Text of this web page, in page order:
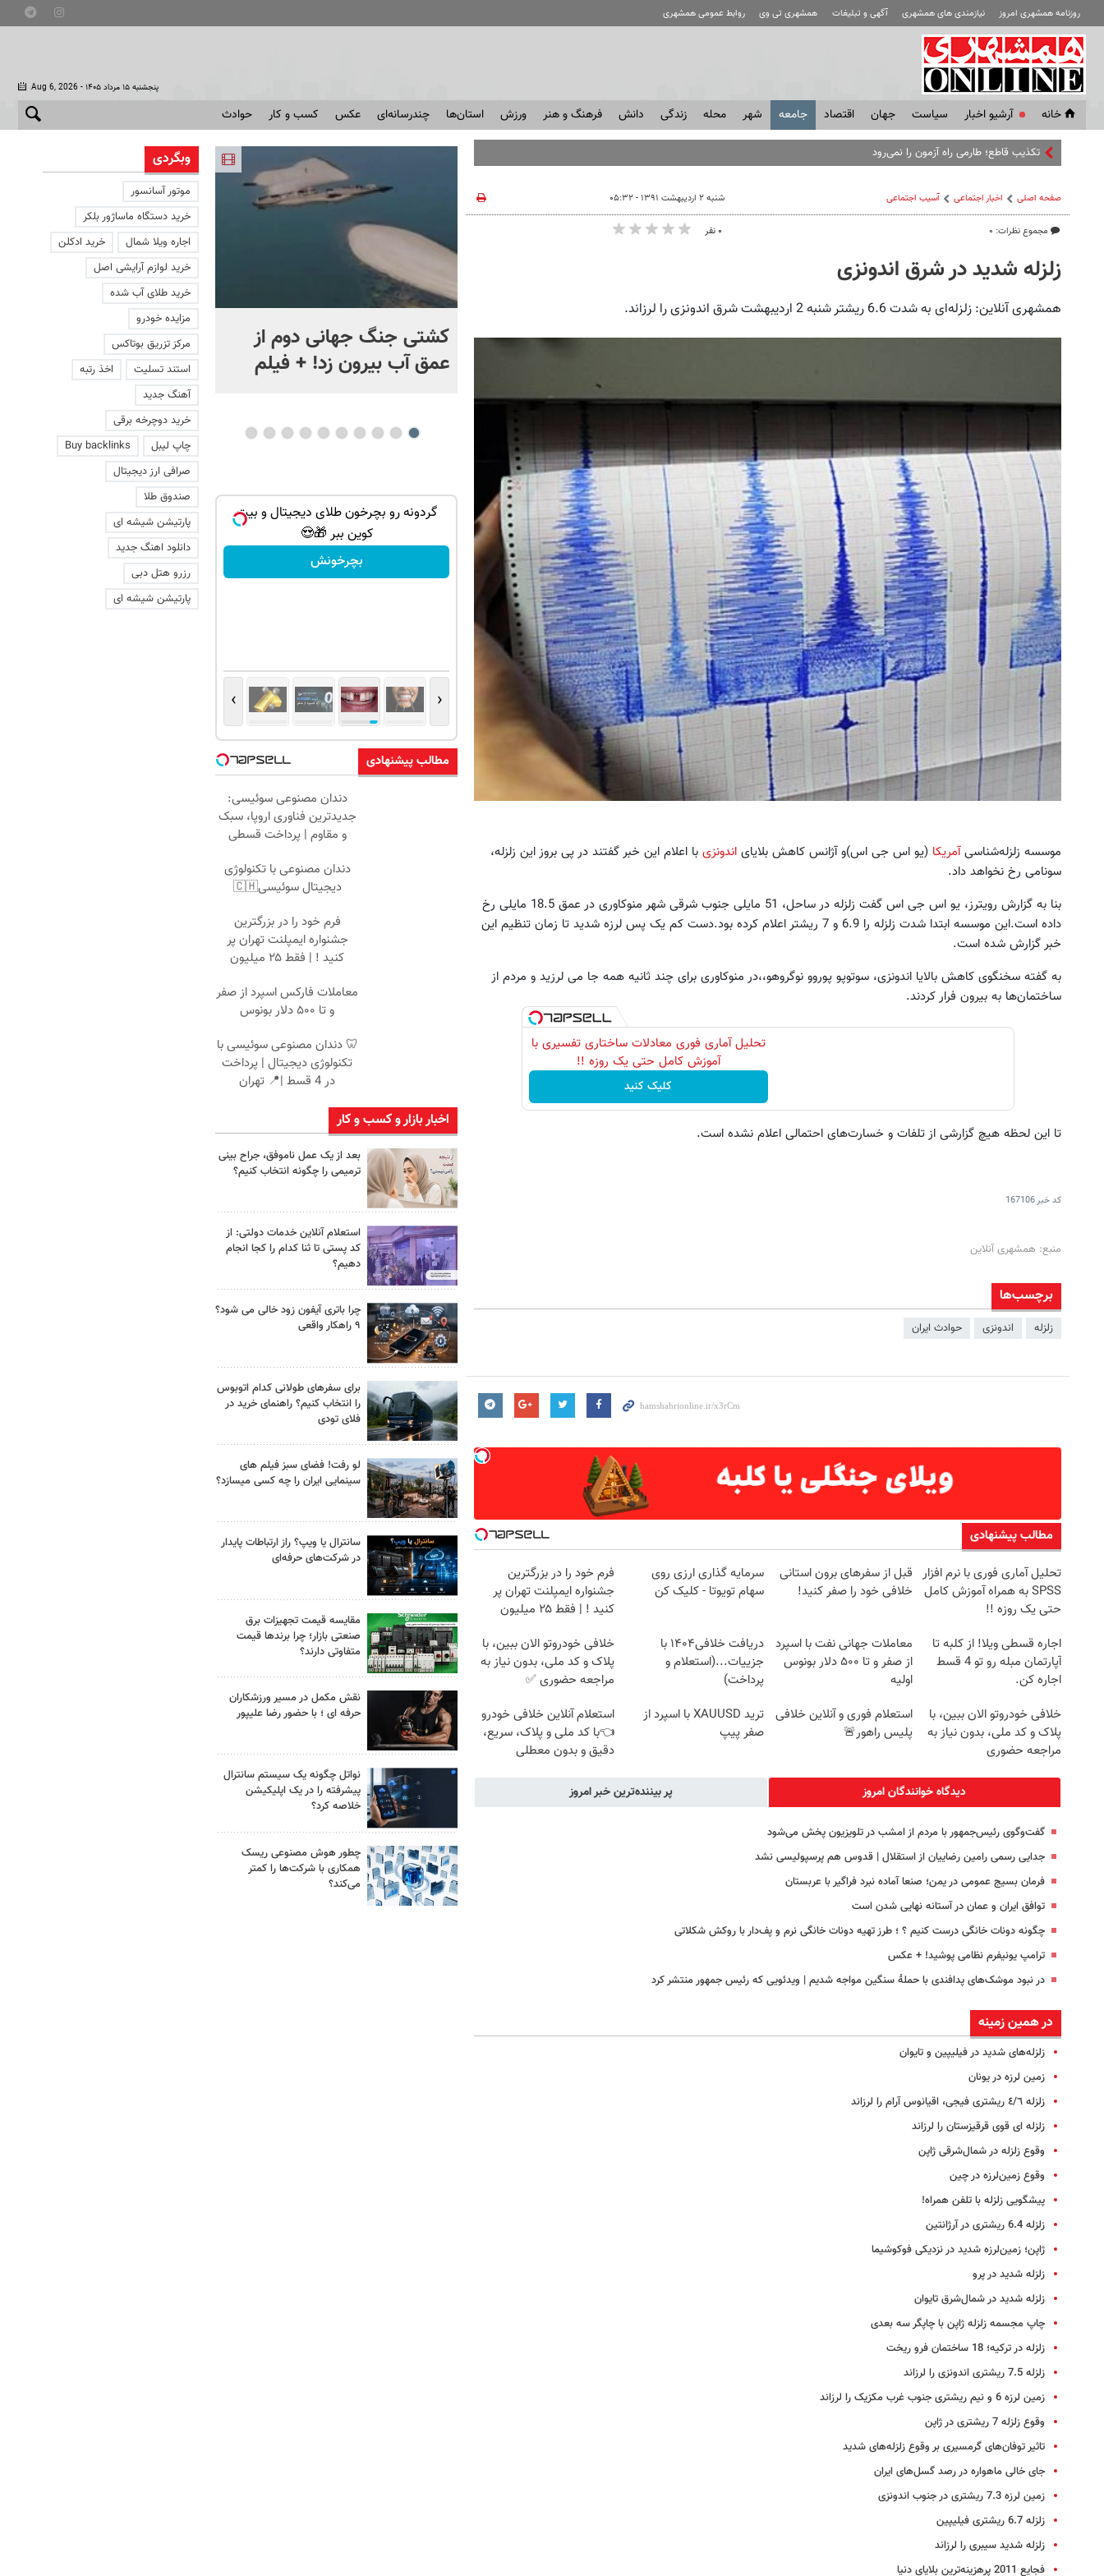
روزنامه همشهری امروز نیازمندی های همشهری آگهی و تبلیغات همشهری تی وی روابط عمومی همشهری
Aug 6, 2026 - پنجشنبه ۱۵ مرداد ۱۴۰۵
خانه آرشیو اخبار سياست جهان اقتصاد جامعه شهر محله زندگی دانش فرهنگ و هنر ورزش استان‌ها چندرسانه‌ای عکس کسب و کار حوادث
تکذیب قاطع؛‌ طارمی راه آزمون را نمی‌رود
صفحه اصلی اخبار اجتماعی آسیب اجتماعی
مجموع نظرات: ۰
شنبه ۲ اردیبهشت ۱۳۹۱ - ۰۵:۳۲
۰ نفر
زلزله شدید در شرق اندونزی
همشهری آنلاین: زلزله‌ای به شدت 6.6 ریشتر شنبه 2 اردیبهشت شرق اندونزی را لرزاند.
موسسه زلزله‌شناسیآمریکا (یو اس جی اس)و آژانس کاهش بلایای اندونزی با اعلام این خبر گفتند در پی بروز این زلزله،
سونامی رخ نخواهد داد.
بنا به گزارش رویترز، یو اس جی اس گفت زلزله در ساحل، 51 مایلی جنوب شرقی شهر منوکاوری در عمق 18.5 مایلی رخ
داده است.این موسسه ابتدا شدت زلزله را 6.9 و 7 ریشتر اعلام کرده بود.دست کم یک پس لرزه شدید تا زمان تنظیم این
خبر گزارش شده است.
به گفته سخنگوی کاهش بالایا اندونزی، سوتوپو پوروو نوگروهو،،در منوکاوری برای چند ثانیه همه جا می لرزید و مردم از
ساختمان‌ها به بیرون فرار کردند.
تحلیل آماری فوری معادلات ساختاری تفسیری با
آموزش کامل حتی یک روزه !!
کلیک کنید
تا این لحظه هیچ گزارشی از تلفات و خسارت‌های احتمالی اعلام نشده است.
کد خبر167106
منبع: همشهری آنلاین
برچسب‌ها
زلزله اندونزی حوادث ایران
مطالب پیشنهادی
تحلیل آماری فوری با نرم افزار
SPSS به همراه آموزش کامل
حتی یک روزه !!
قبل از سفرهای برون استانی
خلافی خود را صفر کنید!
سرمایه گذاری ارزی روی
سهام تویوتا - کلیک کن
فرم خود را در بزرگترین
جشنواره ایمپلنت تهران پر
کنید ! | فقط ۲۵ میلیون
اجاره‌ قسطی ویلا! از کلبه تا
آپارتمان مبله رو تو 4 قسط
اجاره کن.
معاملات جهانی نفت با اسپرد
از صفر و تا ۵۰۰ دلار بونوس
اولیه
دریافت خلافی۱۴۰۴ با
جزییات...(استعلام و
پرداخت)
خلافی خودروتو الان ببین، با
پلاک و کد ملی، بدون نیاز به
مراجعه حضوری ✅
خلافی خودروتو الان ببین، با
پلاک و کد ملی، بدون نیاز به
مراجعه حضوری
استعلام فوری و آنلاین خلافی
پلیس راهور🚨
ترید XAUUSD با اسپرد از
صفر پیپ
استعلام آنلاین خلافی خودرو
👈با کد ملی و پلاک، سریع،
دقیق و بدون معطلی
دیدگاه خوانندگان امروز پر بیننده‌ترین خبر امروز
گفت‌وگوی رئیس‌جمهور با مردم از امشب در تلویزیون پخش می‌شود
جدایی رسمی رامین رضاییان از استقلال | قدوس هم پرسپولیسی نشد
فرمان بسیج عمومی در یمن؛ صنعا آماده نبرد فراگیر با عربستان
توافق ایران و عمان در آستانه نهایی شدن است
چگونه دونات خانگی درست کنیم ؟ ؛ طرز تهیه دونات خانگی نرم و پف‌دار با روکش شکلاتی
ترامپ یونیفرم نظامی پوشید‍! + عکس
در نبود موشک‌های پدافندی با حملهٔ سنگین مواجه شدیم | ویدئویی که رئیس جمهور منتشر کرد
در همین زمینه
زلزله‌های شدید در فیلیپین و تایوان
زمین لرزه در یونان
زلزله ‌٤/٦ ریشتری فیجی، اقیانوس آرام را لرزاند
زلزله ای قوی قرقیزستان را لرزاند
وقوع زلزله در شمال‌شرقی ژاپن
وقوع زمین‌لرزه در چین
پیشگویی زلزله با تلفن همراه!
زلزله 6.4 ریشتری در آرژانتین
ژاپن؛ زمین‌لرزه شدید در نزدیکی فوکوشیما
زلزله شدید در پرو
زلزله شدید در شمال‌شرق تایوان
چاپ مجسمه زلزله ژاپن با چاپگر سه بعدی
زلزله در ترکیه؛ 18 ساختمان فرو ریخت
زلزله 7.5 ریشتری اندونزی را لرزاند
زمین لرزه 6 و نیم ریشتری جنوب غرب مکزیک را لرزاند
وقوع زلزله 7 ریشتری در ژاپن
تاثیر توفان‌های گرمسیری بر وقوع زلزله‌های شدید
جای خالی ماهواره در رصد گسل‌های ایران
زمین لرزه ‌7.3 ریشتری در جنوب اندونزی
زلزله 6.7 ریشتری فیلیپین
زلزله شدید سیبری را لرزاند
فجایع 2011 پرهزینه‌ترین بلایای دنیا
برخورد تاریخی موشک فالکون
کشتی‌ جنگ جهانی دوم از
عمق آب بیرون زد! + فیلم
افشای اطلاعات برای ترور
بارون ترامپ | ماجرای قرار
عاشقانه با یک زن
این روش توی خونه،سفیدی و زیبایی
دندوناتو برگردون(40%off)
تخفیف ویژه!
به بزرگترین جشنواره ایمپلنت تهران خوش
اومدید! | فقط ۲۵ میلیون !
رزرورایگان نوبت
بونوس
ثبت نام کنید
گردونه رو بچرخون طلای دیجیتال و بیت
کوین ببر 🎁😍
بچرخونش
‹
›
مطالب پیشنهادی
دندان مصنوعی سوئیسی:
جدیدترین فناوری اروپا، سبک
و مقاوم | پرداخت قسطی
دندان مصنوعی با تکنولوژی
دیجیتال سوئیسی🇨🇭
فرم خود را در بزرگترین
جشنواره ایمپلنت تهران پر
کنید ! | فقط ۲۵ میلیون
معاملات فارکس اسپرد از صفر
و تا ۵۰۰ دلار بونوس
🦷 دندان مصنوعی سوئیسی با
تکنولوژی دیجیتال | پرداخت
در 4 قسط |📍 تهران
اخبار بازار و کسب و کار
بعد از یک عمل ناموفق، جراح بینی
ترمیمی را چگونه انتخاب کنیم؟
استعلام آنلاین خدمات دولتی: از
کد پستی تا ثنا کدام را کجا انجام
دهیم؟
چرا باتری آیفون زود خالی می شود؟
۹ راهکار واقعی
برای سفرهای طولانی کدام اتوبوس
را انتخاب کنیم؟ راهنمای خرید در
فلای تودی
لو رفت! فضای سبز فیلم های
سینمایی ایران را چه کسی میسازد؟
سانترال یا ویپ؟ راز ارتباطات پایدار
در شرکت‌های حرفه‌ای
مقایسه قیمت تجهیزات برق
صنعتی بازار؛ چرا برندها قیمت
متفاوتی دارند؟
نقش مکمل در مسیر ورزشکاران
حرفه ای ؛ با حضور رضا علیپور
نواتل چگونه یک سیستم سانترال
پیشرفته را در یک اپلیکیشن
خلاصه کرد؟
چطور هوش مصنوعی ریسک
همکاری با شرکت‌ها را کمتر
می‌کند؟
وبگردی
موتور آسانسور
خرید دستگاه ماساژور بلکر
اجاره ویلا شمال
خرید ادکلن
خرید لوازم آرایشی اصل
خرید طلای آب شده
مزایده خودرو
مرکز تزریق بوتاکس
استند تسلیت
اخذ رتبه
آهنگ جدید
خرید دوچرخه برقی
چاپ لیبل
Buy backlinks
صرافی ارز دیجیتال
صندوق طلا
پارتیشن شیشه ای
دانلود اهنگ جدید
رزرو هتل دبی
پارتیشن شیشه ای